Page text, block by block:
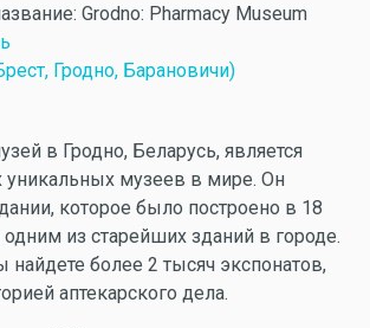
Grodno: Pharmacy Museum
Гродно, Барановичи)
в Гродно, Беларусь, является
музеев в мире. Он
которое было построено в 18
одним из старейших зданий в городе.
найдете более 2 тысяч экспонатов,
аптекарского дела.